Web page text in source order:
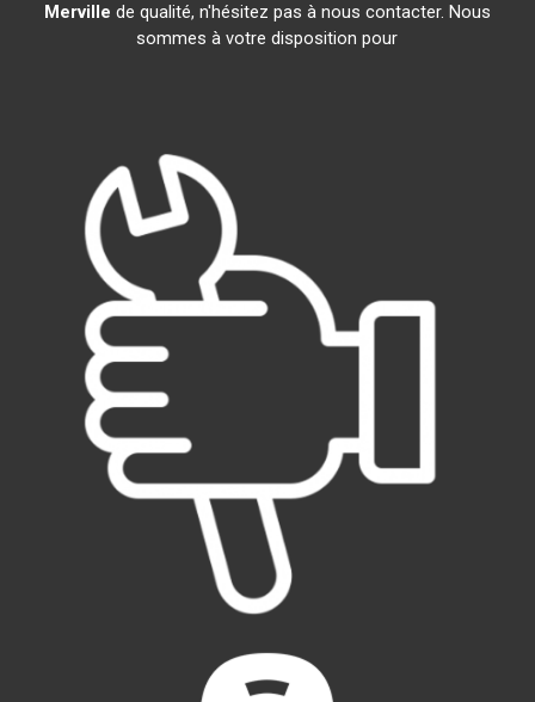
Merville de qualité, n'hésitez pas à nous contacter. Nous
sommes à votre disposition pour